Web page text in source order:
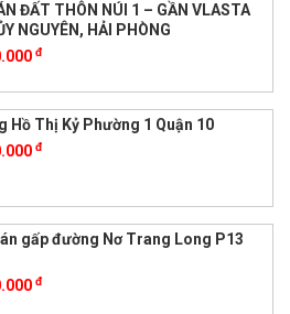
ĐẤT THÔN NÚI 1 – GẦN VLASTA
NGUYÊN, HẢI PHÒNG
đ
Hồ Thị Kỷ Phường 1 Quận 10
đ
gấp đường Nơ Trang Long P13
đ